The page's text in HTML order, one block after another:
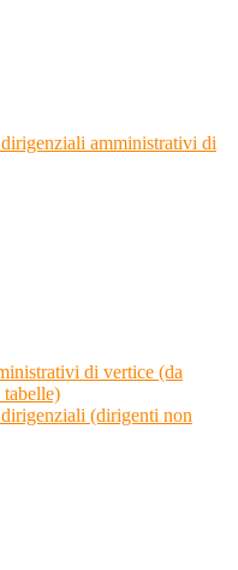
amministrativi di
di vertice (da
(dirigenti non